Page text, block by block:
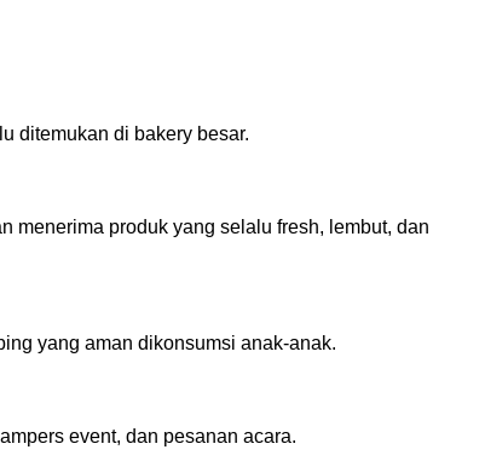
ditemukan di bakery besar.
menerima produk yang selalu fresh, lembut, dan
yang aman dikonsumsi anak-anak.
event, dan pesanan acara.